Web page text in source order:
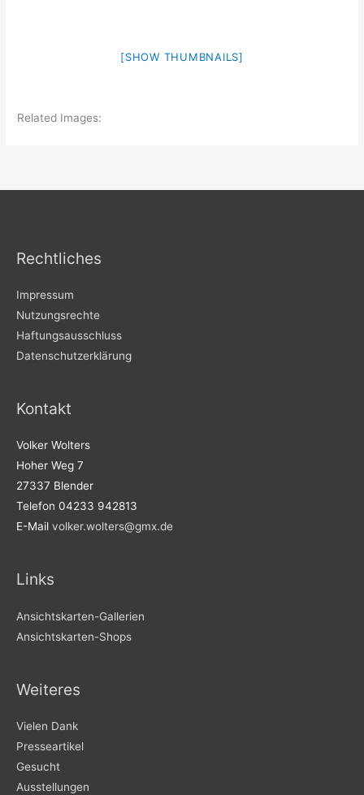
[SHOW THUMBNAILS]
Related Images:
Rechtliches
Impressum
Nutzungsrechte
Haftungsausschluss
Datenschutzerklärung
Kontakt
Volker Wolters
Hoher Weg 7
27337 Blender
Telefon 04233 942813
E-Mail volker.wolters@gmx.de
Links
Ansichtskarten-Gallerien
Ansichtskarten-Shops
Weiteres
Vielen Dank
Presseartikel
Gesucht
Ausstellungen